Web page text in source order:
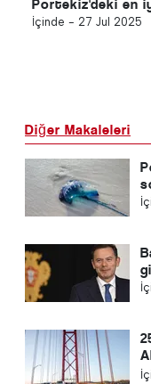
Portekiz'deki en
İçinde - 27 Jul 2025
Diğer Makaleleri